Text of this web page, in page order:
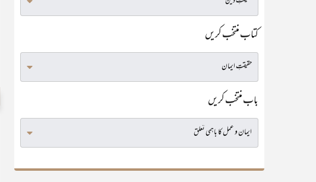
کتاب منتخب کریں
باب منتخب کریں